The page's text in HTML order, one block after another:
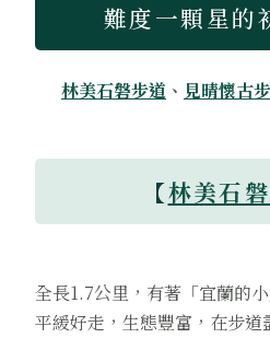
難度一顆星的
林美石磐步道 、 見晴懷古
【林美石
全長1.7公里，有著「宜蘭的
平緩好走，生態豐富，在步